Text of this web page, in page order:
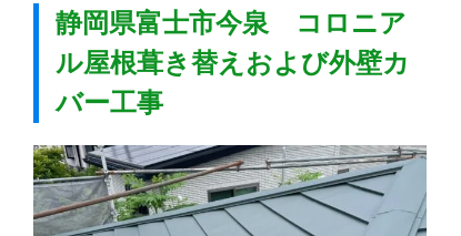
静岡県富士市今泉 コロニア
ル屋根葺き替えおよび外壁カ
バー工事